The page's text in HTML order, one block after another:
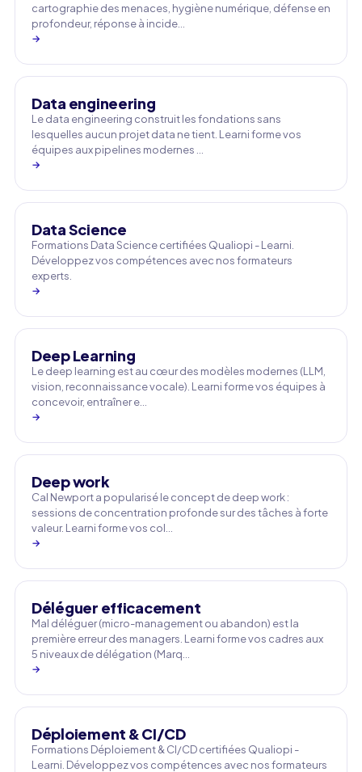
cartographie des menaces, hygiène numérique, défense en
profondeur, réponse à incide…
→
Data engineering
Le data engineering construit les fondations sans
lesquelles aucun projet data ne tient. Learni forme vos
équipes aux pipelines modernes …
→
Data Science
Formations Data Science certifiées Qualiopi - Learni.
Développez vos compétences avec nos formateurs
experts.
→
Deep Learning
Le deep learning est au cœur des modèles modernes (LLM,
vision, reconnaissance vocale). Learni forme vos équipes à
concevoir, entraîner e…
→
Deep work
Cal Newport a popularisé le concept de deep work :
sessions de concentration profonde sur des tâches à forte
valeur. Learni forme vos col…
→
Déléguer efficacement
Mal déléguer (micro-management ou abandon) est la
première erreur des managers. Learni forme vos cadres aux
5 niveaux de délégation (Marq…
→
Déploiement & CI/CD
Formations Déploiement & CI/CD certifiées Qualiopi -
Learni. Développez vos compétences avec nos formateurs